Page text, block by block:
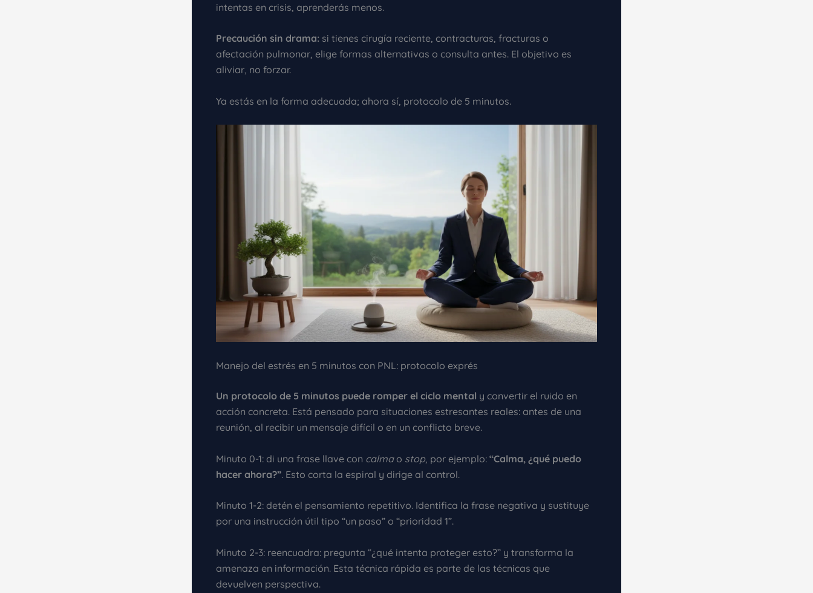
intentas en crisis, aprenderás menos.
Precaución sin drama: si tienes cirugía reciente, contracturas, fracturas o
afectación pulmonar, elige formas alternativas o consulta antes. El objetivo es
aliviar, no forzar.
Ya estás en la forma adecuada; ahora sí, protocolo de 5 minutos.
Manejo del estrés en 5 minutos con PNL: protocolo exprés
Un protocolo de 5 minutos puede romper el ciclo mental y convertir el ruido en
acción concreta. Está pensado para situaciones estresantes reales: antes de una
reunión, al recibir un mensaje difícil o en un conflicto breve.
Minuto 0-1: di una frase llave con calmao stop, por ejemplo: “Calma, ¿qué puedo
hacer ahora?”. Esto corta la espiral y dirige al control.
Minuto 1-2: detén el pensamiento repetitivo. Identifica la frase negativa y sustituye
por una instrucción útil tipo “un paso” o “prioridad 1”.
Minuto 2-3: reencuadra: pregunta “¿qué intenta proteger esto?” y transforma la
amenaza en información. Esta técnica rápida es parte de las técnicas que
devuelven perspectiva.